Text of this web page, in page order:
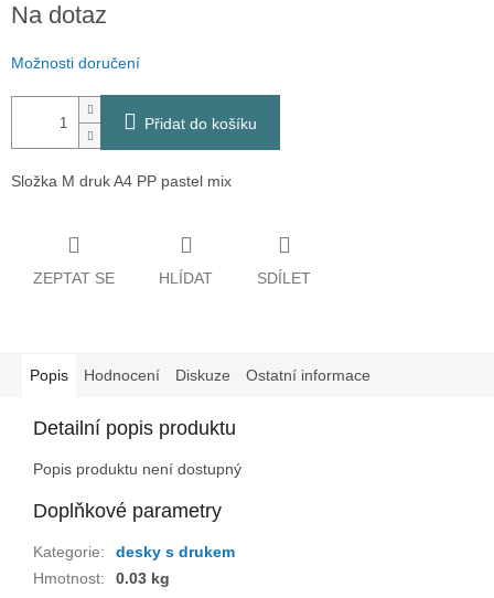
Na dotaz
Možnosti doručení
Přidat do košíku
Složka M druk A4 PP pastel mix
ZEPTAT SE HLÍDAT SDÍLET
Popis Hodnocení Diskuze Ostatní informace
Detailní popis produktu
Popis produktu není dostupný
Doplňkové parametry
Kategorie:
desky s drukem
Hmotnost: 0.03 kg